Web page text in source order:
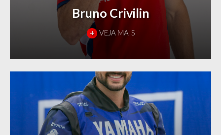
Bruno Crivilin
+ VEJA MAIS